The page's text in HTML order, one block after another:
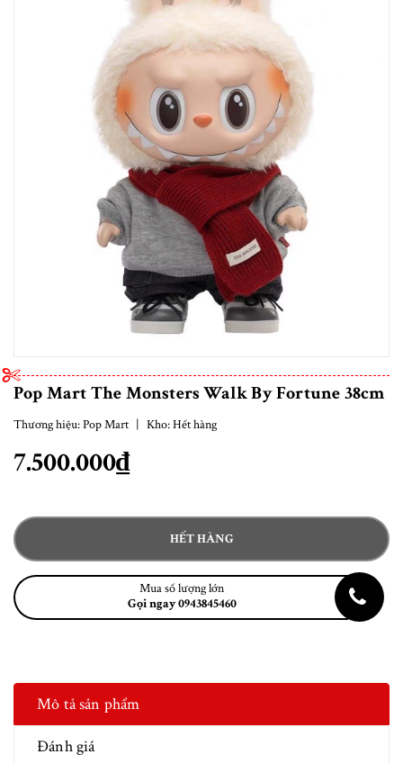
Pop Mart The Monsters Walk By Fortune 38cm
Thương hiệu:Pop Mart Kho:Hết hàng
7.500.000₫
HẾT HÀNG
Mua số lượng lớn
Gọi ngay 0943845460
Mô tả sản phẩm
Đánh giá